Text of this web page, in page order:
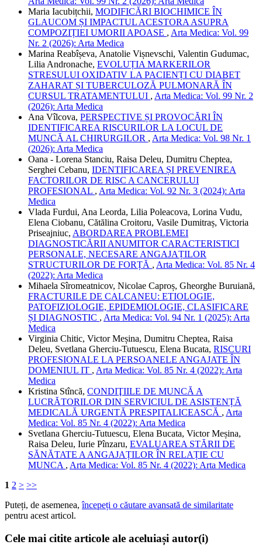
Maria Iacubițchii, MODIFICĂRI BIOCHIMICE ÎN
GLAUCOM ȘI IMPACTUL ACESTORA ASUPRA
COMPOZIȚIEI UMORII APOASE , Arta Medica: Vol. 99
Nr. 2 (2026): Arta Medica
Marina Reabîșeva, Anatolie Vișnevschi, Valentin Gudumac,
Lilia Andronache, EVOLUȚIA MARKERILOR
STRESULUI OXIDATIV LA PACIENȚI CU DIABET
ZAHARAT ȘI TUBERCULOZĂ PULMONARĂ ÎN
CURSUL TRATAMENTULUI , Arta Medica: Vol. 99 Nr. 2
(2026): Arta Medica
Ana Vîlcova, PERSPECTIVE ȘI PROVOCĂRI ÎN
IDENTIFICAREA RISCURILOR LA LOCUL DE
MUNCĂ AL CHIRURGILOR , Arta Medica: Vol. 98 Nr. 1
(2026): Arta Medica
Oana - Lorena Stanciu, Raisa Deleu, Dumitru Cheptea,
Serghei Cebanu, IDENTIFICAREA ȘI PREVENIREA
FACTORILOR DE RISC A CANCERULUI
PROFESIONAL , Arta Medica: Vol. 92 Nr. 3 (2024): Arta
Medica
Vlada Furdui, Ana Leorda, Lilia Poleacova, Lorina Vudu,
Elena Ciobanu, Cătălina Croitoru, Vasile Dumitraș, Victoria
Priseajniuc, ABORDAREA PROBLEMEI
DIAGNOSTICĂRII ANUMITOR CARACTERISTICI
PERSONALE, NECESARE ANGAJAȚILOR
STRUCTURILOR DE FORȚĂ , Arta Medica: Vol. 85 Nr. 4
(2022): Arta Medica
Mihaela Sîromeatnicov, Nicolae Caproș, Gheorghe Buruiană,
FRACTURILE DE CALCANEU: ETIOLOGIE,
PATOFIZIOLOGIE, EPIDEMIOLOGIE, CLASIFICARE
ȘI DIAGNOSTIC , Arta Medica: Vol. 94 Nr. 1 (2025): Arta
Medica
Virginia Chitic, Victor Meșina, Dumitru Cheptea, Raisa
Deleu, Svetlana Gherciu-Tutuescu, Elena Bucata, RISCURI
PROFESIONALE LA PERSOANELE ANGAJATE ÎN
DOMENIUL IT , Arta Medica: Vol. 85 Nr. 4 (2022): Arta
Medica
Kristina Stîncă, CONDIŢIILE DE MUNCĂ A
LUCRĂTORILOR DIN SERVICIUL DE ASISTENȚĂ
MEDICALĂ URGENTĂ PRESPITALICEASCĂ , Arta
Medica: Vol. 85 Nr. 4 (2022): Arta Medica
Svetlana Gherciu-Tutuescu, Elena Bucata, Victor Meșina,
Raisa Deleu, Iurie Pînzaru, EVALUAREA STĂRII DE
SĂNĂTATE A ANGAJAȚILOR ÎN RELAȚIE CU
MUNCA , Arta Medica: Vol. 85 Nr. 4 (2022): Arta Medica
1 2 > >>
Puteți, de asemenea,începeți o căutare avansată de similaritate
pentru acest articol.
Cele mai citite articole ale aceluiași autor(i)